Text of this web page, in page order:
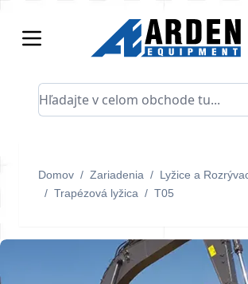
Hľadajte v celom obchode tu...
Domov / Zariadenia / Lyžice a
/ Trapézová lyžica / T05